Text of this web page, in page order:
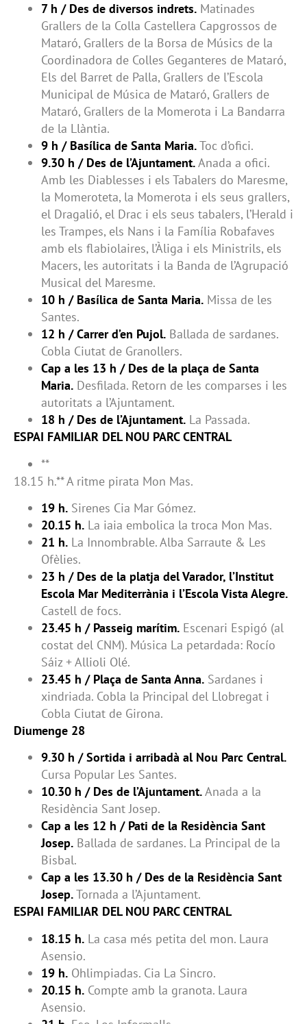
7 h / Des de diversos indrets. Matinades
Grallers de la Colla Castellera Capgrossos de
Mataró, Grallers de la Borsa de Músics de la
Coordinadora de Colles Geganteres de Mataró,
Els del Barret de Palla, Grallers de l’Escola
Municipal de Música de Mataró, Grallers de
Mataró, Grallers de la Momerota i La Bandarra
de la Llàntia.
9 h / Basílica de Santa Maria.Toc d’ofici.
9.30 h / Des de l’Ajuntament.Anada a ofici.
Amb les Diablesses i els Tabalers do Maresme,
la Momeroteta, la Momerota i els seus grallers,
el Dragalió, el Drac i els seus tabalers, l’Herald i
les Trampes, els Nans i la Família Robafaves
amb els flabiolaires, l’Àliga i els Ministrils, els
Macers, les autoritats i la Banda de l’Agrupació
Musical del Maresme.
10 h / Basílica de Santa Maria. Missa de les
Santes.
12 h / Carrer d’en Pujol. Ballada de sardanes.
Cobla Ciutat de Granollers.
Cap a les 13 h / Des de la plaça de Santa
Maria. Desfilada. Retorn de les comparses i les
autoritats a l’Ajuntament.
18 h / Des de l’Ajuntament. La Passada.
ESPAI FAMILIAR DEL NOU PARC CENTRAL
**
18.15 h.** A ritme pirata Mon Mas.
19 h. Sirenes Cia Mar Gómez.
20.15 h. La iaia embolica la troca Mon Mas.
21 h. La Innombrable. Alba Sarraute & Les
Ofèlies.
23 h / Des de la platja del Varador, l’Institut
Escola Mar Mediterrània i l’Escola Vista Alegre.
Castell de focs.
23.45 h / Passeig marítim. Escenari Espigó (al
costat del CNM). Música La petardada: Rocío
Sáiz + Allioli Olé.
23.45 h / Plaça de Santa Anna. Sardanes i
xindriada. Cobla la Principal del Llobregat i
Cobla Ciutat de Girona.
Diumenge 28
9.30 h / Sortida i arribadà al Nou Parc Central.
Cursa Popular Les Santes.
10.30 h / Des de l’Ajuntament.Anada a la
Residència Sant Josep.
Cap a les 12 h / Pati de la Residència Sant
Josep. Ballada de sardanes. La Principal de la
Bisbal.
Cap a les 13.30 h / Des de la Residència Sant
Josep.Tornada a l’Ajuntament.
ESPAI FAMILIAR DEL NOU PARC CENTRAL
18.15 h. La casa més petita del mon. Laura
Asensio.
19 h. Ohlimpiadas. Cia La Sincro.
20.15 h. Compte amb la granota. Laura
Asensio.